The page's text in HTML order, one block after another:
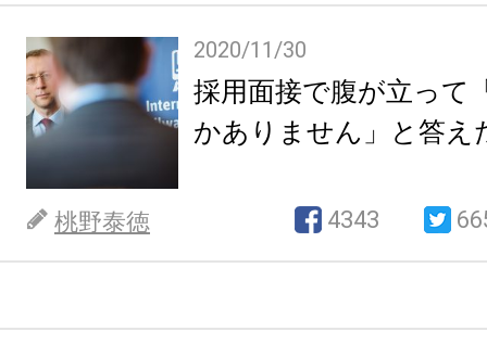
2020/11/30
採用面接で腹が立って
かありません」と答え
桃野泰徳 4343